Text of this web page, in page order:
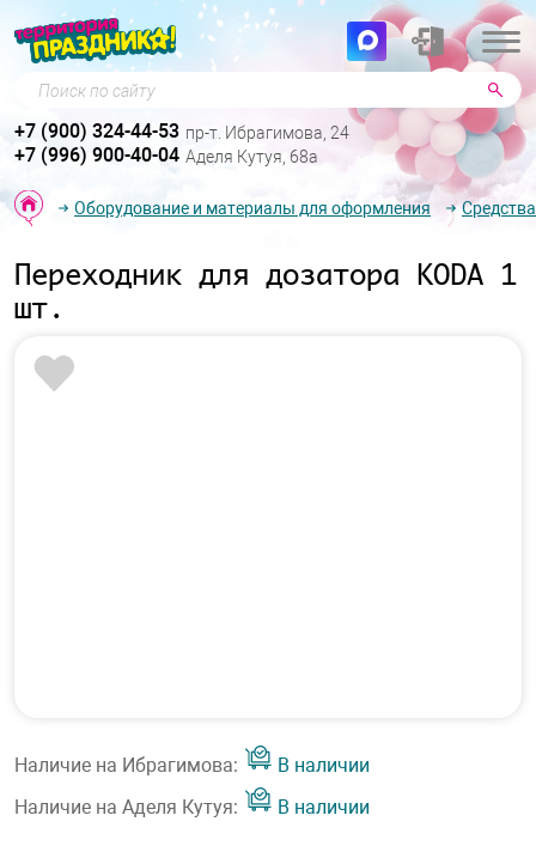
Поиск по сайту
+7 (900) 324-44-53 пр-т. Ибрагимова, 24
+7 (996) 900-40-04 Аделя Кутуя, 68а
Оборудование и материалы для оформления
Переходник для дозатора KODA 1
шт.
Наличие на Ибрагимова:
В наличии
Наличие на Аделя Кутуя:
В наличии